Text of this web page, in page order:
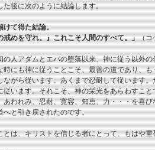
た後に次のように結論します。
けて得た結論。
戒めを守れ。』これこそ人間のすべて。」（コ
人アダムとエバの堕落以来、神に従う以外の
時にも神に従うことこそ、最善の道であり、
ながら従います。あくまで忍耐して従います
従います。それこそ、神の栄光をあらわすこ
あわれみ、忍耐、寛容、知恵、力・・・を喜
へと引き戻されたのです。
は、キリストを信じる者にとって、もはや重